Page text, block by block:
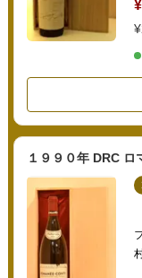
１９９０年 DRC ロ